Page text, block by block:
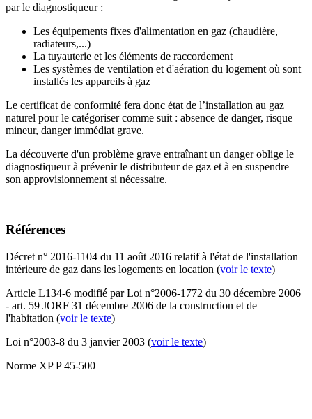
par le diagnostiqueur :
Les équipements fixes d'alimentation en gaz (chaudière,
radiateurs,...)
La tuyauterie et les éléments de raccordement
Les systèmes de ventilation et d'aération du logement où sont
installés les appareils à gaz
Le certificat de conformité fera donc état de l’installation au gaz
naturel pour le catégoriser comme suit : absence de danger, risque
mineur, danger immédiat grave.
La découverte d'un problème grave entraînant un danger oblige le
diagnostiqueur à prévenir le distributeur de gaz et à en suspendre
son approvisionnement si nécessaire.
Références
Décret n° 2016-1104 du 11 août 2016 relatif à l'état de l'installation
intérieure de gaz dans les logements en location (voir le texte)
Article L134-6 modifié par Loi n°2006-1772 du 30 décembre 2006
- art. 59 JORF 31 décembre 2006 de la construction et de
l'habitation (voir le texte)
Loi n°2003-8 du 3 janvier 2003 (voir le texte)
Norme XP P 45-500